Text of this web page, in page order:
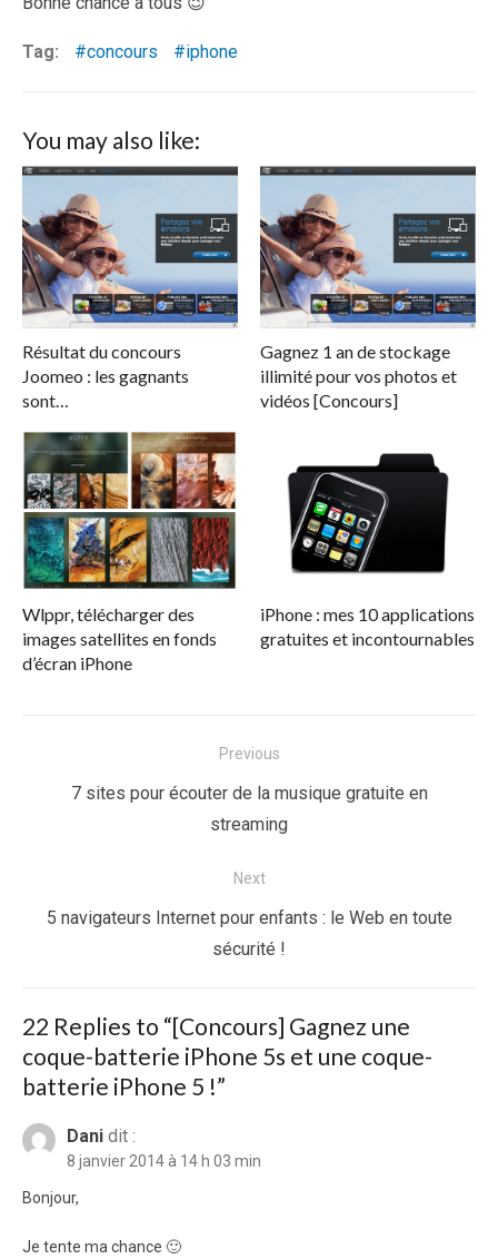
Tag: concours iphone
You may also like:
Résultat du concours
Joomeo : les gagnants
sont…
Gagnez 1 an de stockage
illimité pour vos photos et
vidéos [Concours]
Wlppr, télécharger des
images satellites en fonds
d’écran iPhone
iPhone : mes 10 applications
gratuites et incontournables
Previous
Previous7 sites pour écouter de la musique gratuite en
streaming
Next
Next
5 navigateurs Internet pour enfants : le Web en toute
sécurité !
22 Replies to “[Concours] Gagnez une
coque-batterie iPhone 5s et une coque-
batterie iPhone 5 !”
Dani dit :
8 janvier 2014 à 14 h 03 min
Bonjour,
Je tente ma chance 🙂